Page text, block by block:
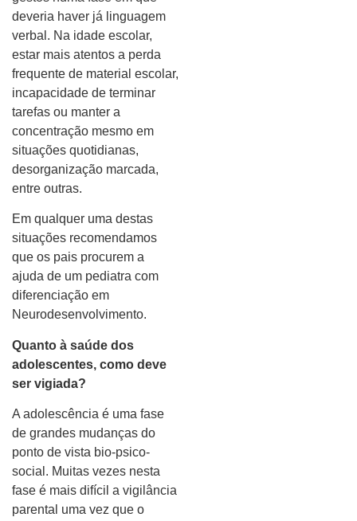
deveria haver já linguagem
verbal. Na idade escolar,
estar mais atentos a perda
frequente de material escolar,
incapacidade de terminar
tarefas ou manter a
concentração mesmo em
situações quotidianas,
desorganização marcada,
entre outras.
Em qualquer uma destas
situações recomendamos
que os pais procurem a
ajuda de um pediatra com
diferenciação em
Neurodesenvolvimento.
Quanto à saúde dos
adolescentes, como deve
ser vigiada?
A adolescência é uma fase
de grandes mudanças do
ponto de vista bio-psico-
social. Muitas vezes nesta
fase é mais difícil a vigilância
parental uma vez que o